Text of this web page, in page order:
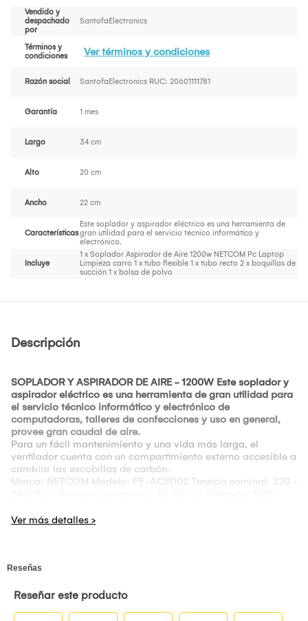
Vendido y
despachado
por
SantofaElectronics
Términos y
condiciones
Ver términos y condiciones
Razón social SantofaElectronics RUC: 20601111781
Garantía 1 mes
Largo 34 cm
Alto 20 cm
Ancho 22 cm
Características
Este soplador y aspirador eléctrico es una herramienta de
gran utilidad para el servicio técnico informático y
electrónico.
Incluye
1 x Soplador Aspirador de Aire 1200w NETCOM Pc Laptop
Limpieza carro 1 x tubo flexible 1 x tubo recto 2 x boquillas de
succión 1 x bolsa de polvo
Descripción
SOPLADOR Y ASPIRADOR DE AIRE - 1200W Este soplador y
aspirador eléctrico es una herramienta de gran utilidad para
el servicio técnico informático y electrónico de
computadoras, talleres de confecciones y uso en general,
provee gran caudal de aire.
Para un fácil mantenimiento y una vida más larga, el
ventilador cuenta con un compartimiento externo accesible a
cambiar las escobillas de carbón.
Marca: NETCOM Modelo: PE-AC0002 Tensión nominal: 220 -
Aspirado y soplado · Función: Soplador y Aspirador.